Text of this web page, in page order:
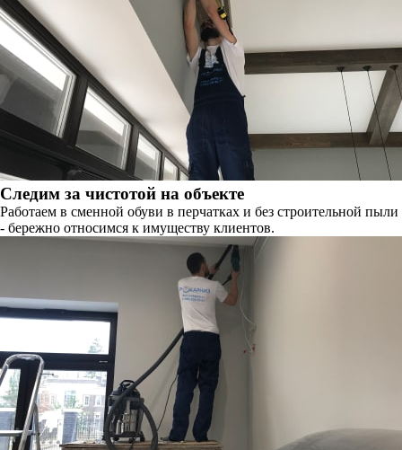
Следим за чистотой на объекте
Работаем в сменной обуви в перчатках и без строительной пыли
- бережно относимся к имуществу клиентов.